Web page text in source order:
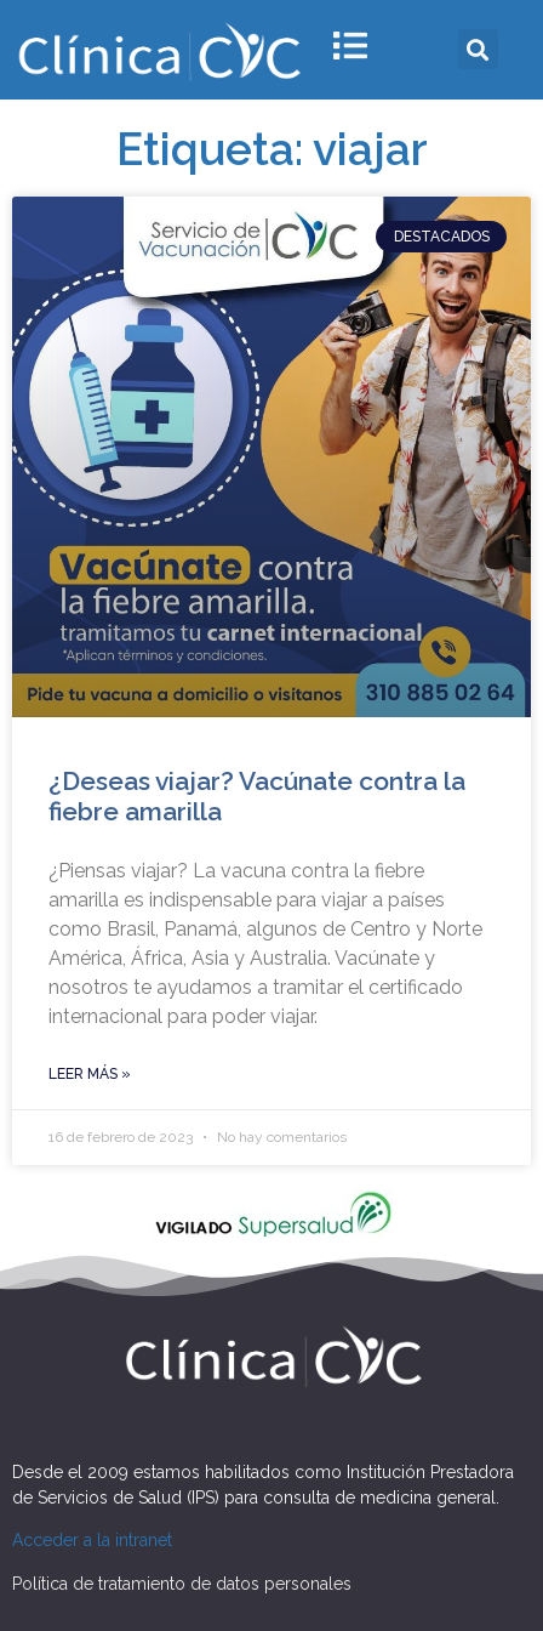
Etiqueta: viajar
DESTACADOS
¿Deseas viajar? Vacúnate contra la
fiebre amarilla
¿Piensas viajar? La vacuna contra la fiebre
amarilla es indispensable para viajar a países
como Brasil, Panamá, algunos de Centro y Norte
América, África, Asia y Australia. Vacúnate y
nosotros te ayudamos a tramitar el certificado
internacional para poder viajar.
LEER MÁS »
16 de febrero de 2023 No hay comentarios
Desde el 2009 estamos habilitados como Institución Prestadora
de Servicios de Salud (IPS) para consulta de medicina general.
Acceder a la intranet
Política de tratamiento de datos personales